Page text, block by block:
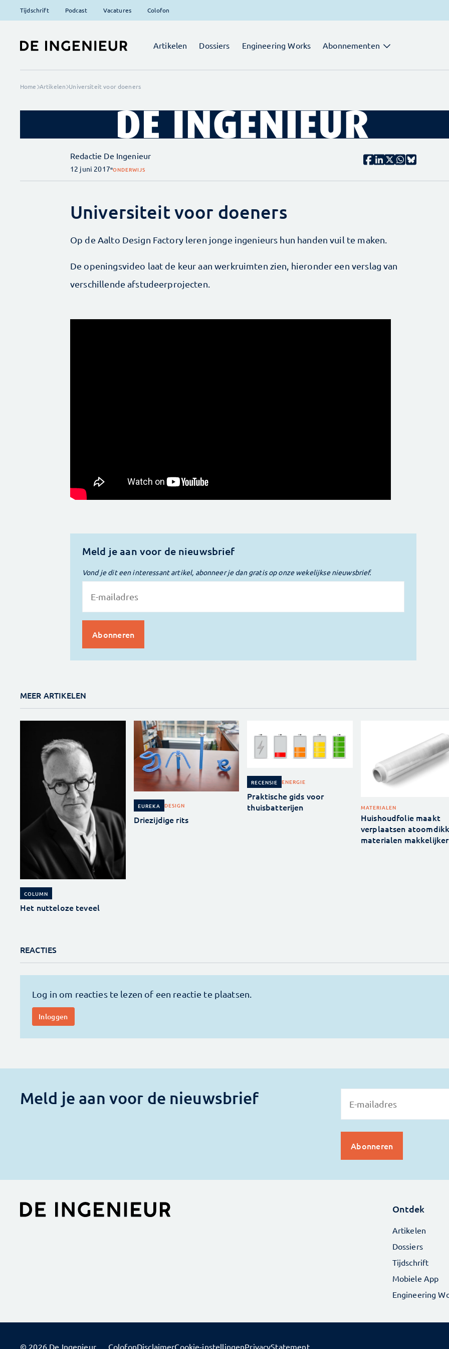
Tijdschrift Podcast Vacatures Colofon
Artikelen Dossiers Engineering Works Abonnementen
Home Artikelen Universiteit voor doeners
Redactie De Ingenieur
12 juni 2017 ONDERWIJS
Universiteit voor doeners
Op de Aalto Design Factory leren jonge ingenieurs hun handen vuil te maken.
De openingsvideo laat de keur aan werkruimten zien, hieronder een verslag van
verschillende afstudeerprojecten.
Meld je aan voor de nieuwsbrief
Vond je dit een interessant artikel, abonneer je dan gratis op onze wekelijkse nieuwsbrief.
MEER ARTIKELEN
COLUMN
Het nutteloze teveel
EUREKA DESIGN
Driezijdige rits
RECENSIE ENERGIE
Praktische gids voor
thuisbatterijen
MATERIALEN
Huishoudfolie maakt
verplaatsen
materialen makkelijker
REACTIES
Meld je aan voor de nieuwsbrief
Ontdek
Artikelen
Dossiers
Tijdschrift
Mobiele App
Engineering
© 2026 De Ingenieur ColofonDisclaimerCookie-instellingenPrivacyStatement